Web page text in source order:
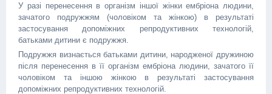
У разі перенесення в організм іншої жінки ембріона людини,
зачатого подружжям (чоловіком та жінкою) в результаті
застосування допоміжних репродуктивних технологій,
батьками дитини є подружжя.
Подружжя визнається батьками дитини, народженої дружиною
після перенесення в її організм ембріона людини, зачатого її
чоловіком та іншою жінкою в результаті застосування
допоміжних репродуктивних технологій.